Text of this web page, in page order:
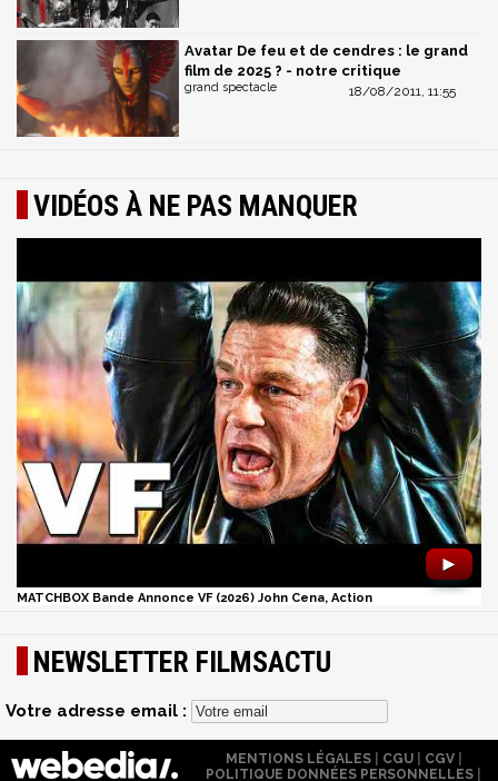
Avatar De feu et de cendres : le grand
film de 2025 ? - notre critique
18/08/2011, 11:55
grand spectacle
VIDÉOS À NE PAS MANQUER
►
MATCHBOX Bande Annonce VF (2026) John Cena, Action
NEWSLETTER FILMSACTU
Votre adresse email :
MENTIONS LÉGALES| CGU| CGV|
POLITIQUE DONNÉES PERSONNELLES